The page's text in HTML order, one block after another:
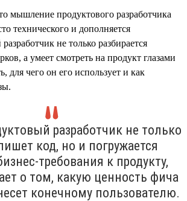
мышление продуктового разработчика
технического и дополняется
не только разбирается
а умеет смотреть на продукт глазами
для чего он его использует и как
разработчик не только
код, но и погружается
требования к продукту,
о том, какую ценность фича
конечному пользователю.